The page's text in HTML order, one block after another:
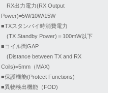
​RX出力電力(RX Output
Power)=5W/10W/15W
​■TXスタンバイ時消費電力
(TX Standby Power)＝100mW以下
​■コイル間GAP
(Distance between TX and RX
Coils)=5mm（MAX)
​■保護機能(Protect Functions)
​■異物検出機能（FOD)